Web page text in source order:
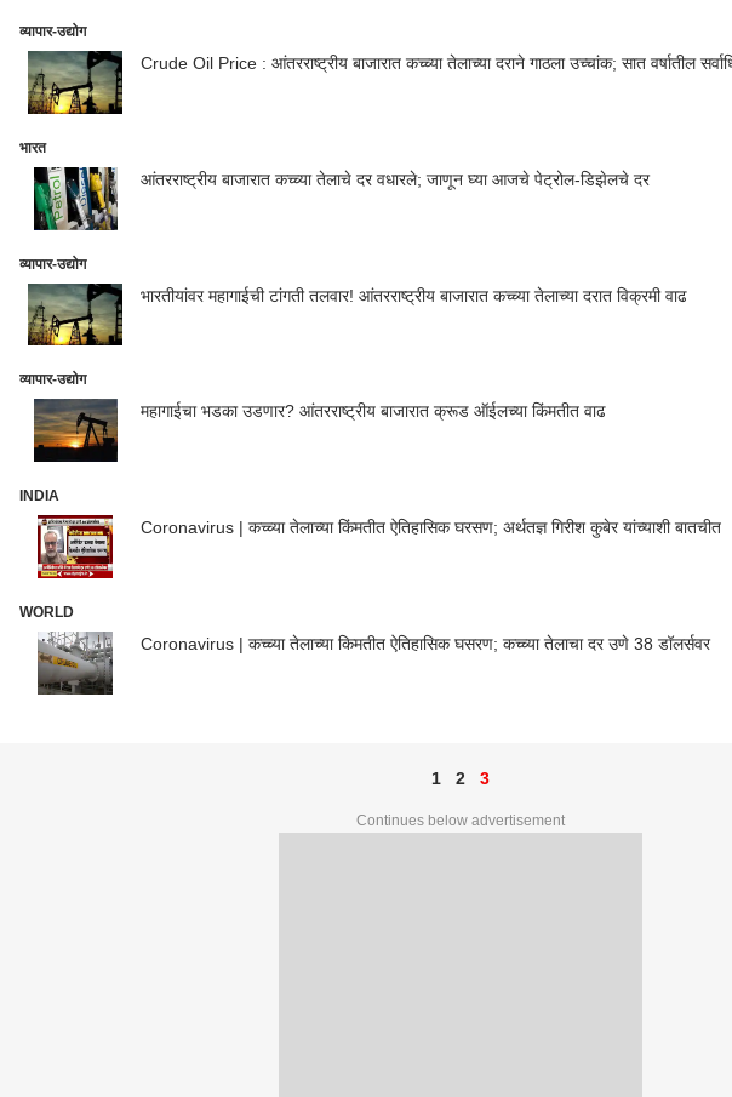
व्यापार-उद्योग
Crude Oil Price : आंतरराष्ट्रीय बाजारात कच्च्या तेलाच्या दराने गाठला उच्चांक; सात वर्षातील
भारत
आंतरराष्ट्रीय बाजारात कच्च्या तेलाचे दर वधारले; जाणून घ्या आजचे पेट्रोल-डिझेलचे दर
व्यापार-उद्योग
भारतीयांवर महागाईची टांगती तलवार! आंतरराष्ट्रीय बाजारात कच्च्या तेलाच्या दरात विक्रमी वाढ
व्यापार-उद्योग
महागाईचा भडका उडणार? आंतरराष्ट्रीय बाजारात क्रूड ऑईलच्या किंमतीत वाढ
INDIA
Coronavirus | कच्च्या तेलाच्या किंमतीत ऐतिहासिक घरसण; अर्थतज्ञ गिरीश कुबेर यांच्याशी बातचीत
WORLD
Coronavirus | कच्च्या तेलाच्या किमतीत ऐतिहासिक घसरण; कच्च्या तेलाचा दर उणे 38 डॉलर्सवर
1 2 3
Continues below advertisement